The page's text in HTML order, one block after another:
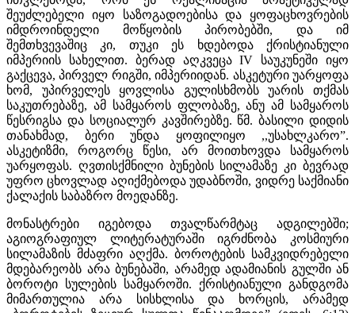
შეუძლებელი იყო საზოგადოებისა და ყოფაცხოვრების
იმდროინდელი მოწყობის პირობებში, და იმ
შემთხვევაშიც კი, თუკი ეს ხდებოდა ქრისტიანული
იმპერიის სახელით. ბერად აღკვეცა IV საუკუნეში იყო
გაქცევა, პირველ რიგში, იმპერიიდან. ასკეტური უარყოფა
ხომ, უპირველეს ყოვლისა გულისხმობს უარის თქმას
საკუთრებაზე, ამ სამყაროს ფლობაზე, ანუ ამ სამყაროს
წესრიგსა და სოციალურ კავშირებზე. წმ. ბასილი დიდის
თანახმად, ბერი უნდა ყოფილიყო ,,უსახლკარო”.
ასკეტიზმი, როგორც წესი, არ მოითხოვდა სამყაროს
უარყოფას. ღვთისქმნილი ბუნების სილამაზე კი ბევრად
უფრო ცხოვლად აღიქმებოდა უდაბნოში, ვიდრე საქმიანი
ქალაქის საბაზრო მოედანზე.
მონასტრები იგებოდა თვალწარმტაც ადგილებში;
აგიოგრაფიულ ლიტერატურაში იგრძნობა კოსმიური
სილამაზის მძაფრი აღქმა. ბოროტების სამკვიდრებელი
მდებარეობს არა ბუნებაში, არამედ ადამიანის გულში ან
ბოროტი სულების სამყაროში. ქრისტიანული განდგომა
მიმართულია არა სისხლისა და ხორცის, არამედ